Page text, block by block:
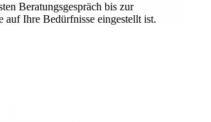
Beratungsgespräch bis zur
auf Ihre Bedürfnisse eingestellt ist.